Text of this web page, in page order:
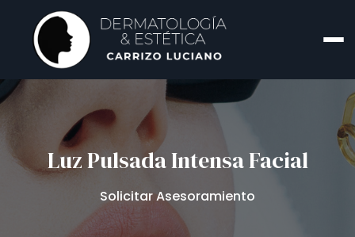
Luz Pulsada Intensa Facial
Solicitar Asesoramiento